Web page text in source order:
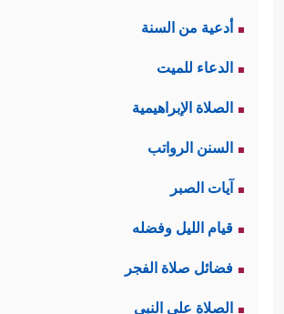
أدعية من السنة
الدعاء للميت
الصلاة الإبراهيمية
السنن الرواتب
آيات الصبر
قيام الليل وفضله
فضائل صلاة الفجر
الصلاة على النبي